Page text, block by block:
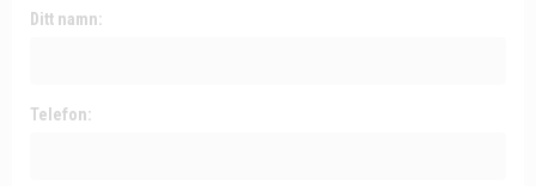
Ditt namn:
Telefon: